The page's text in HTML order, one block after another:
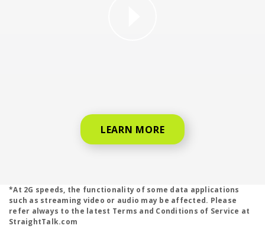
LEARN MORE
*At 2G speeds, the functionality of some data applications
such as streaming video or audio may be affected. Please
refer always to the latest Terms and Conditions of Service at
StraightTalk.com